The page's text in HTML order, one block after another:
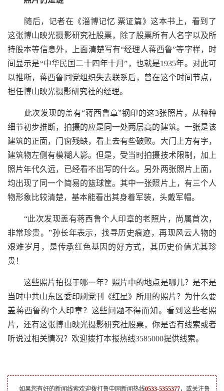
随后，记者在《淄博记忆 票证篇》这本书上，看到了
这张博山映光摄影研究社股票，除了股票所有人名字以及所
持股本等信息外，上面清楚写有“经理人蒋西鲁”等字样，时
间显示是“中华民国二十四年十月”，也就是1935年。对此可
以推断，蒋西鲁同党组织失去联系后，曾在这个时间节点，
担任博山映光摄影研究社的经理。
此次发现的盖有“蒋西鲁章”钢印的这3张照片，从种种
细节初步推断，拍摄的应是同一处两层高的建筑。一张是该
建筑的正面，门窗残缺，看上去有些破败。大门上方有字，
建筑物左侧有模糊人影。但是，受当时拍摄技术限制，加上
照片年代久远，已经看不出写的什么。另外两张照片上面，
均出现了同一个简易的篮球筐。其中一张照片上，有三个人
物形象比较清楚，基本能看出其身着军装，头戴军帽。
“此次发现盖有蒋西鲁个人印章的老照片，尚属首次，
非常珍贵。”孙长年表示，找寻历史痕迹，再现风云人物的
艰难岁月，是传承红色基因的好方式，其历史价值尤其珍
贵！
这些照片拍摄于哪一年？照片中的地点是哪儿？是不是
当时中共山东区委印刷党刊《红星》所用的照片？为什么要
盖蒋西鲁的个人印章？这些问题不得而知。看到这些老照
片，还有这张博山映光摄影研究社股票，你是否有线索或者
听说过相关情况？欢迎拨打本报热线3585000提供线索。
如果您有好的新闻线索欢迎拨打鲁中网新闻热线0533-5355377，或关注鲁